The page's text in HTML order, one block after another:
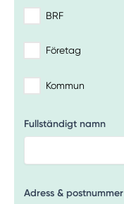
BRF
Företag
Kommun
Fullständigt namn
Adress & postnummer